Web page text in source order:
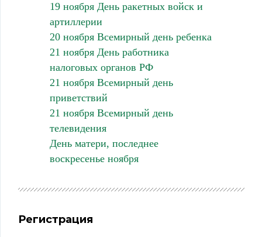
19 ноября День ракетных войск и
артиллерии
20 ноября Всемирный день ребенка
21 ноября День работника
налоговых органов РФ
21 ноября Всемирный день
приветствий
21 ноября Всемирный день
телевидения
День матери, последнее
воскресенье ноября
Регистрация